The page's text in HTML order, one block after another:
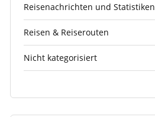
Reisenachrichten und Statistiken
Reisen & Reiserouten
Nicht kategorisiert